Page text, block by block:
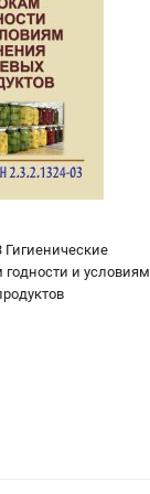
годности и условиям